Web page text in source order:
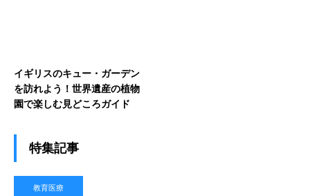
イギリスのキュー・ガーデン
を訪れよう！世界遺産の植物
園で楽しむ見どころガイド
特集記事
教育医療